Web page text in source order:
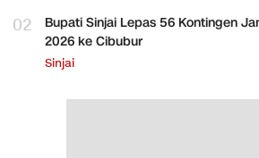
02
Bupati Sinjai Lepas 56 Kontingen
2026 ke Cibubur
Sinjai